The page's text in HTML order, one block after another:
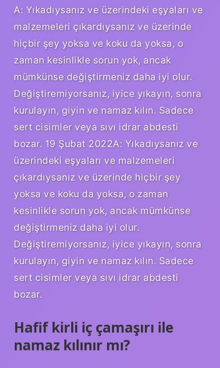
A: Yıkadıysanız ve üzerindeki eşyaları ve
malzemeleri çıkardıysanız ve üzerinde
hiçbir şey yoksa ve koku da yoksa, o
zaman kesinlikle sorun yok, ancak
mümkünse değiştirmeniz daha iyi olur.
Değiştiremiyorsanız, iyice yıkayın, sonra
kurulayın, giyin ve namaz kılın. Sadece
sert cisimler veya sıvı idrar abdesti
bozar. 19 Şubat 2022A: Yıkadıysanız ve
üzerindeki eşyaları ve malzemeleri
çıkardıysanız ve üzerinde hiçbir şey
yoksa ve koku da yoksa, o zaman
kesinlikle sorun yok, ancak mümkünse
değiştirmeniz daha iyi olur.
Değiştiremiyorsanız, iyice yıkayın, sonra
kurulayın, giyin ve namaz kılın. Sadece
sert cisimler veya sıvı idrar abdesti
bozar.
Hafif kirli iç çamaşırı ile
namaz kılınır mı?